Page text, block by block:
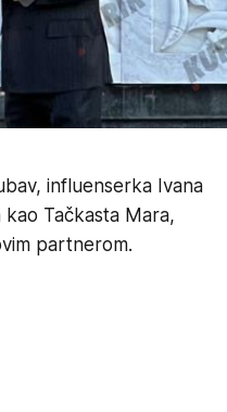
influenserka Ivana
kao Tačkasta Mara,
partnerom.